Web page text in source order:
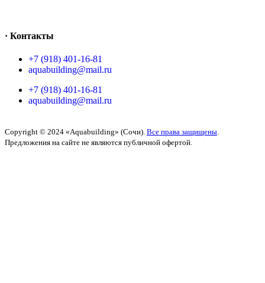
· Контакты
+7 (918) 401-16-81
aquabuilding@mail.ru
+7 (918) 401-16-81
aquabuilding@mail.ru
Copyright © 2024 «Aquabuilding» (Сочи). Все права защищены
Предложения на сайте не являются публичной офертой.